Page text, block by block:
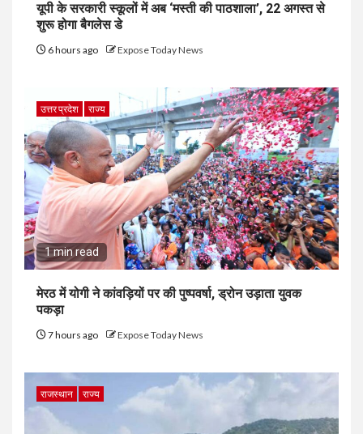
यूपी के सरकारी स्कूलों में अब ‘मस्ती की पाठशाला’, 22 अगस्त से
शुरू होगा बैगलेस डे
6 hours ago Expose Today News
उत्तर प्रदेश राज्य
1 min read
मेरठ में योगी ने कांवड़ियों पर की पुष्पवर्षा, ड्रोन उड़ाता युवक
पकड़ा
7 hours ago Expose Today News
राजस्थान राज्य